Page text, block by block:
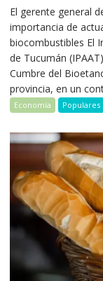
El gerente general
importancia de
biocombustibles El
de Tucumán
Cumbre del
provincia, en un
Economía Populares